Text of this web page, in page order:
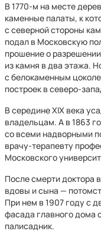
В 1770-м на месте
каменные палаты, к
с северной стороны
подал в Московскую
прошение о
из камня в два этажа.
с белокаменным
построек в северо-
В середине XIX века
владельцам. А в 1863
со всеми надворными
врачу-терапевту
Московского
После смерти доктора
вдовы и сына —
При нем в 1907 году с
фасада главного дома
палисадник.